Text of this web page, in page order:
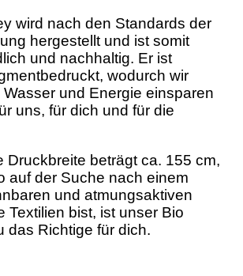
wird nach den Standards der
hergestellt und ist somit
und nachhaltig. Er ist
wodurch wir
und Energie einsparen
uns, für dich und für die
Druckbreite beträgt ca. 155 cm,
auf der Suche nach einem
und atmungsaktiven
Textilien bist, ist unser Bio
das Richtige für dich.